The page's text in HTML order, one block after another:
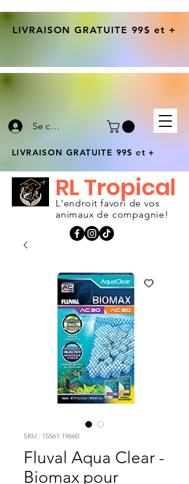
Se connecter
LIVRAISON GRATUITE 99$ et +
L'endroit favori de vos
animaux de compagnie!
RL Tropical
LIVRAISON GRATUITE 99$ et +
SKU : 15561 19660
Fluval Aqua Clear -
Biomax pour